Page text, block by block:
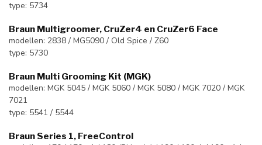
type: 5734
Braun Multigroomer, CruZer4 en CruZer6 Face
modellen: 2838 / MG5090 / Old Spice / Z60
type: 5730
Braun Multi Grooming Kit (MGK)
modellen: MGK 5045 / MGK 5060 / MGK 5080 / MGK 7020 / MGK
7021
type: 5541 / 5544
Braun Series 1, FreeControl